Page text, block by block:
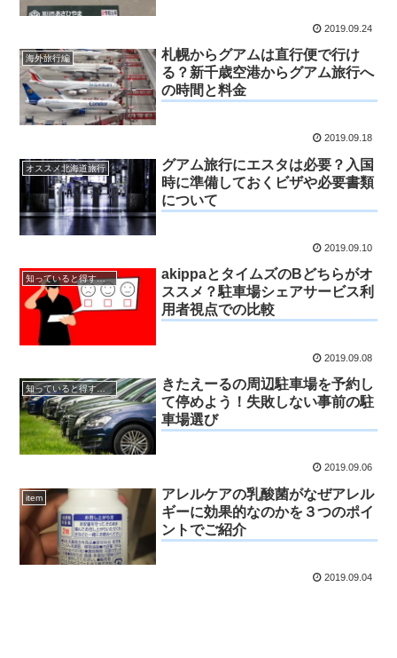
2019.09.24
海外旅行編
札幌からグアムは直行便で行け
る？新千歳空港からグアム旅行へ
の時間と料金
2019.09.18
オススメ北海道旅行
グアム旅行にエスタは必要？入国
時に準備しておくビザや必要書類
について
2019.09.10
知っていると得するお得情報
akippaとタイムズのBどちらがオ
ススメ？駐車場シェアサービス利
用者視点での比較
2019.09.08
知っていると得するお得情報
きたえーるの周辺駐車場を予約し
て停めよう！失敗しない事前の駐
車場選び
2019.09.06
item
アレルケアの乳酸菌がなぜアレル
ギーに効果的なのかを３つのポイ
ントでご紹介
2019.09.04